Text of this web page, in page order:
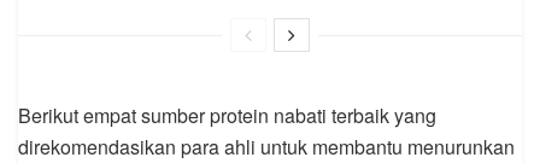
Berikut empat sumber protein nabati terbaik yang
direkomendasikan para ahli untuk membantu menurunkan